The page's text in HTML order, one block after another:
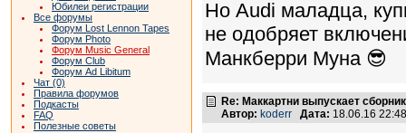
Юбилеи регистрации
Все форумы
Форум Lost Lennon Tapes
Форум Photo
Форум Music General
Форум Club
Форум Ad Libitum
Чат (0)
Правила форумов
Подкасты
FAQ
Полезные советы
Но Audi маладца,
не одобряет
Манкберри Муна 😎
Re: Маккартни выпускает
Автор: koderr Дата: 18.06.16